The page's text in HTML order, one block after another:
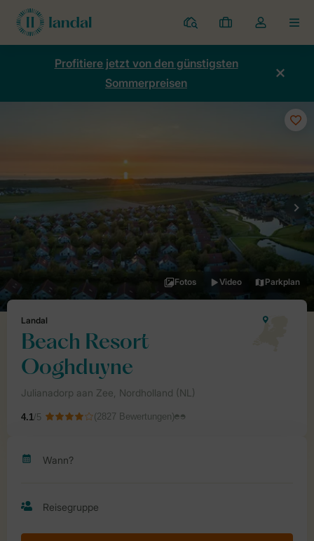
Ferienparks
Meine
Buchungen
Dropdown-
Menü
Kontos
Profitiere jetzt von den günstigsten
Sommerpreisen